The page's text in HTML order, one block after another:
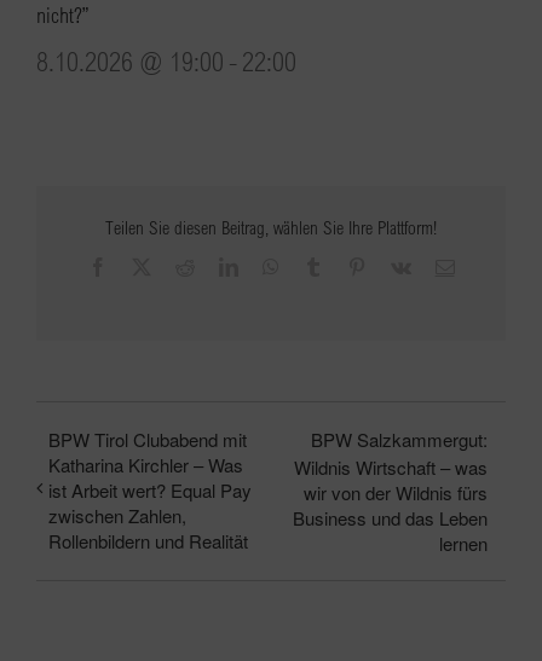
nicht?”
8.10.2026 @ 19:00 - 22:00
Teilen Sie diesen Beitrag, wählen Sie Ihre Plattform!
BPW Tirol Clubabend mit
Katharina Kirchler – Was
ist Arbeit wert? Equal Pay
zwischen Zahlen,
Rollenbildern und Realität
BPW Salzkammergut:
Wildnis Wirtschaft – was
wir von der Wildnis fürs
Business und das Leben
lernen